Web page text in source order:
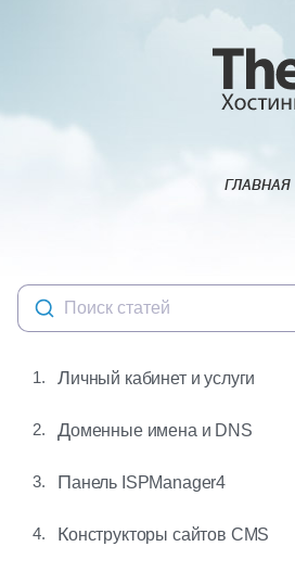
ГЛАВНАЯ
Поиск статей
1. Личный кабинет и услуги
2. Доменные имена и DNS
3. Панель ISPManager4
4. Конструкторы сайтов CMS